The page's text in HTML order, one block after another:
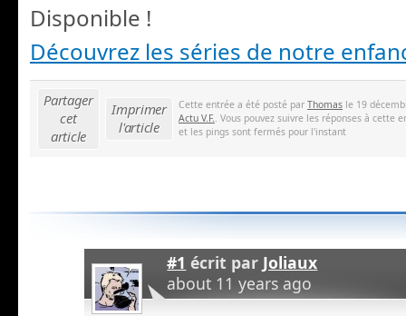
Disponible !
Découvrez les séries de notre
Partager
cet
article
Imprimer
l'article
Cette entrée a été posté par Thomas le 19
Actu V.F.. Vous pouvez suivre les réponses à cette
et les pings sont fermés pour l'instant
#1 écrit par Joliaux
about 11 years ago